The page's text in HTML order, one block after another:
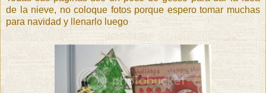
de la nieve, no coloque fotos porque espero tomar muchas
para navidad y llenarlo luego